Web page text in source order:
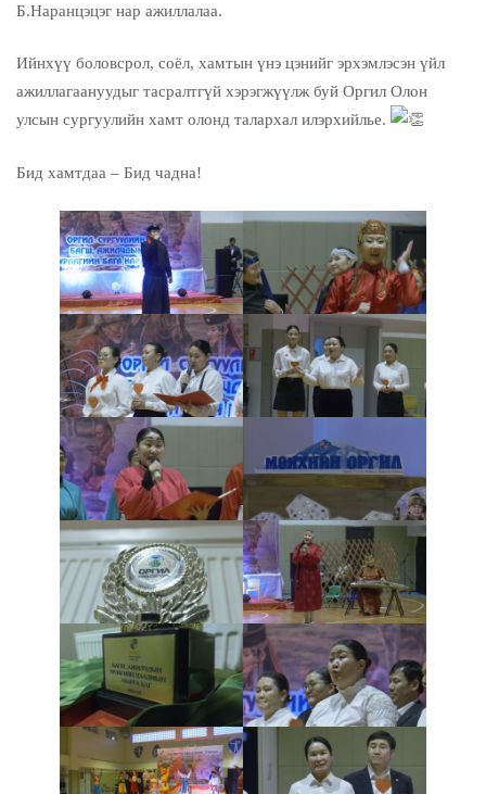
Б.Наранцэцэг нар ажиллалаа.
Ийнхүү боловсрол, соёл, хамтын үнэ цэнийг эрхэмлэсэн үйл
ажиллагаануудыг тасралтгүй хэрэгжүүлж буй Оргил Олон
улсын сургуулийн хамт олонд талархал илэрхийлье.
Бид хамтдаа – Бид чадна!